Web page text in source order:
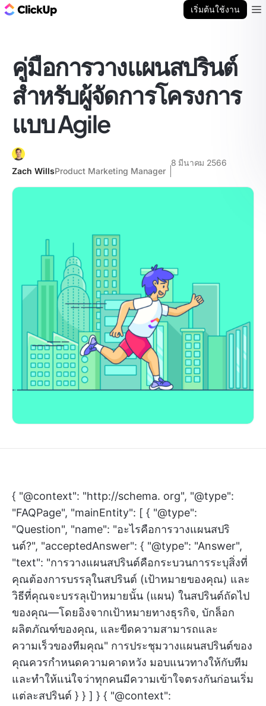
เริ่มต้นใช้งาน
คู่มือการวางแผนสปรินต์
สำหรับผู้จัดการโครงการ
แบบ Agile
Zach WillsProduct Marketing Manager
8 มีนาคม 2566
{ "@context": "http://schema. org", "@type":
"FAQPage", "mainEntity": [ { "@type":
"Question", "name": "อะไรคือการวางแผนสปริ
นต์?", "acceptedAnswer": { "@type": "Answer",
"text": "การวางแผนสปรินต์คือกระบวนการระบุสิ่งที่
คุณต้องการบรรลุในสปรินต์ (เป้าหมายของคุณ) และ
วิธีที่คุณจะบรรลุเป้าหมายนั้น (แผน) ในสปรินต์ถัดไป
ของคุณ—โดยอิงจากเป้าหมายทางธุรกิจ, บักล็อก
ผลิตภัณฑ์ของคุณ, และขีดความสามารถและ
ความเร็วของทีมคุณ" การประชุมวางแผนสปรินต์ของ
คุณควรกำหนดความคาดหวัง มอบแนวทางให้กับทีม
และทำให้แน่ใจว่าทุกคนมีความเข้าใจตรงกันก่อนเริ่ม
แต่ละสปรินต์ } } ] } { "@context":